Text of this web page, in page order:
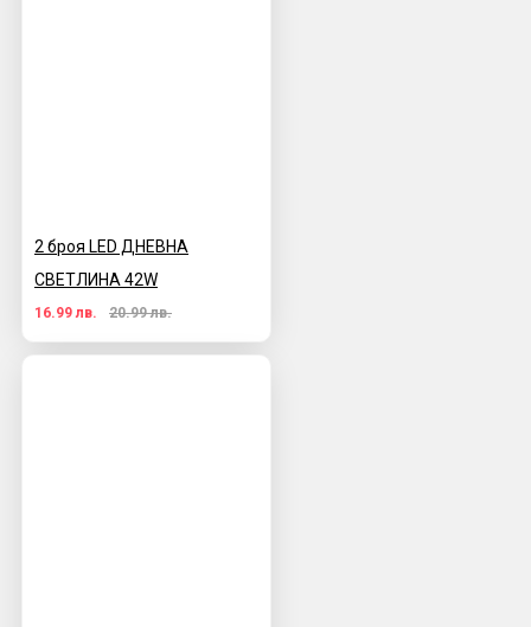
2 броя LED ДНЕВНА
СВЕТЛИНА 42W
16.99 лв. 20.99 лв.